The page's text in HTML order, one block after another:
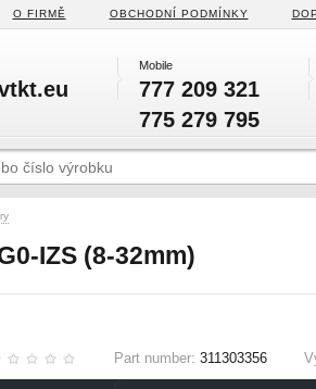
O FIRMĚ OBCHODNÍ PODMÍNKY
Mobile
777 209 321
775 279 795
IZS (8-32mm)
Part number: 311303356